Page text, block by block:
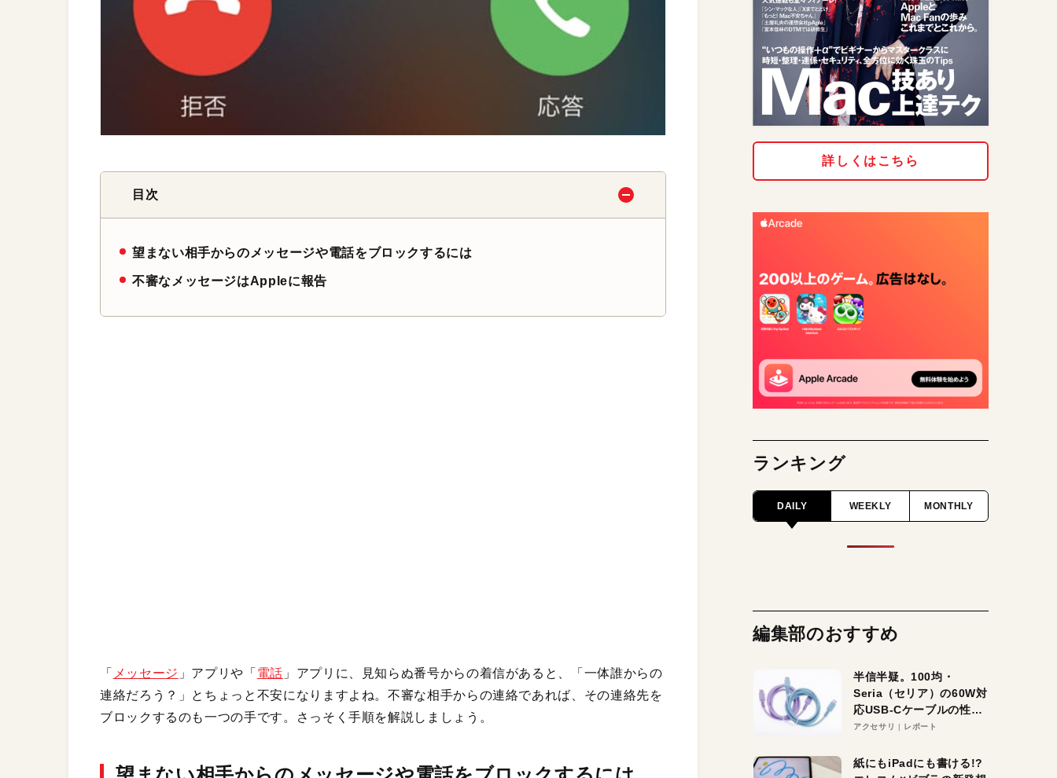
目次
望まない相手からのメッセージや電話をブロックするには
不審なメッセージはAppleに報告
「 メッセージ 」アプリや「 電話 」アプリに、見知らぬ番号からの着信があると、「一体誰からの
連絡だろう？」とちょっと不安になりますよね。不審な相手からの連絡であれば、その連絡先を
ブロックするのも一つの手です。さっそく手順を解説しましょう。
詳しくはこちら
ランキング
DAILY WEEKLY MONTHLY
編集部のおすすめ
半信半疑。100均・
Seria（セリア）の60W対
応USB-Cケーブルの性能
を検証。超コスパの1本を
アクセサリ レポート
紙にもiPadにも書ける!?